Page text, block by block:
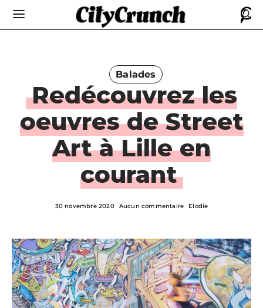
Balades
Redécouvrez les
oeuvres de Street
Art à Lille en
courant
30 novembre 2020 Aucun commentaire Elodie